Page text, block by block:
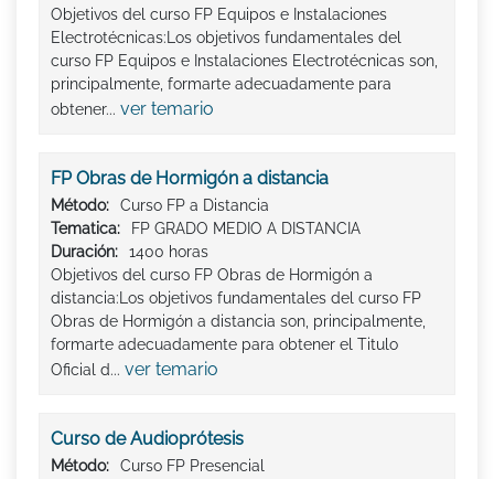
Objetivos del curso FP Equipos e Instalaciones
Electrotécnicas:Los objetivos fundamentales del
curso FP Equipos e Instalaciones Electrotécnicas son,
principalmente, formarte adecuadamente para
obtener... ver temario
FP Obras de Hormigón a distancia
Método:
Curso FP a Distancia
Tematica:
FP GRADO MEDIO A DISTANCIA
Duración:
1400 horas
Objetivos del curso FP Obras de Hormigón a
distancia:Los objetivos fundamentales del curso FP
Obras de Hormigón a distancia son, principalmente,
formarte adecuadamente para obtener el Titulo
Oficial d... ver temario
Curso de Audioprótesis
Método:
Curso FP Presencial